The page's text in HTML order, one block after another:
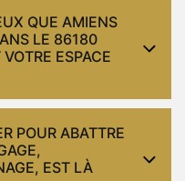
QUE AMIENS
LE 86180
ESPACE
POUR ABATTRE
EST LÀ